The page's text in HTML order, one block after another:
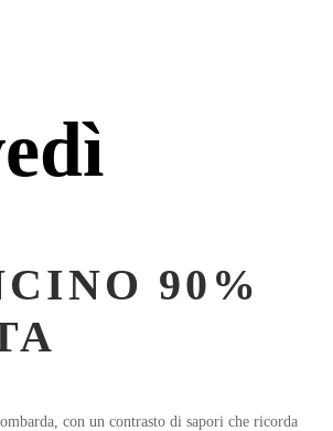
90%
con un contrasto di sapori che ricorda